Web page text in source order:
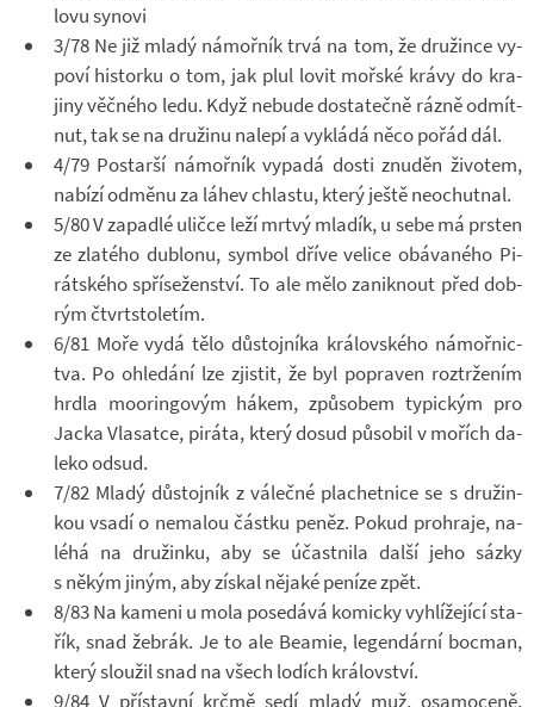
lovu sy­novi
3/78 Ne již mladý ná­moř­ník trvá na tom, že dru­žince vy­
poví his­torku o tom, jak plul lovit moř­ské krávy do kra­
jiny věč­ného ledu. Když ne­bude do­sta­tečně rázně od­mít­
nut, tak se na dru­žinu na­lepí a vy­kládá něco pořád dál.
4/79 Po­starší ná­moř­ník vy­padá dosti znuděn ži­vo­tem,
na­bízí od­měnu za láhev chlastu, který ještě ne­o­chut­nal.
5/80 V za­padlé uličce leží mrtvý mla­dík, u sebe má prs­ten
ze zla­tého dublonu, sym­bol dříve ve­lice obá­va­ného Pi­
rát­ského spří­se­žen­ství. To ale mělo za­nik­nout před dob­
rým čtvrt­sto­le­tím.
6/81 Moře vydá tělo dů­stoj­níka krá­lov­ského ná­moř­nic­
tva. Po ohle­dání lze zjis­tit, že byl po­pra­ven roz­tr­že­ním
hrdla mo­o­rin­go­vým hákem, způ­so­bem ty­pic­kým pro
Jacka Vla­satce, pi­ráta, který dosud pů­so­bil v mo­řích da­
leko odsud.
7/82 Mladý dů­stoj­ník z vá­lečné pla­chet­nice se s dru­žin­
kou vsadí o ne­ma­lou částku peněz. Pokud pro­hraje, na­
léhá na dru­žinku, aby se účast­nila další jeho sázky
s někým jiným, aby zís­kal ně­jaké pe­níze zpět.
8/83 Na ka­meni u mola po­se­dává ko­micky vy­hlí­že­jící sta­
řík, snad žeb­rák. Je to ale Be­a­mie, le­gen­dární bo­c­man,
který slou­žil snad na všech lo­dích krá­lov­ství.
9/84 V pří­stavní krčmě sedí mladý muž, osa­mo­ceně,